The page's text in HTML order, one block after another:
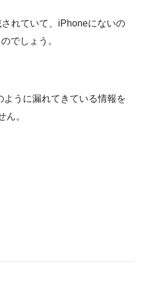
れていて、iPhoneにないの
でしょう。
うに漏れてきている情報を
。